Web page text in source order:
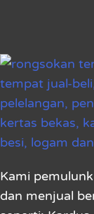
Kami
dan menjual